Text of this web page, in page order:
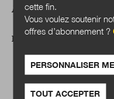
A LIRE AUSSI
DOSSIER
cette fin.
Vous voulez soutenir
offres d’abonnement ?
PERSONNALISER
TOUT ACCEPTER